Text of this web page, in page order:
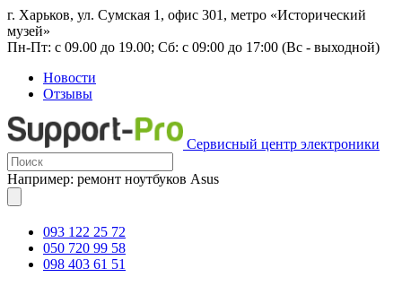
г. Харьков, ул. Сумская 1, офис 301, метро «Исторический
музей»
Пн-Пт: с 09.00 до 19.00; Сб: с 09:00 до 17:00 (Вс - выходной)
Новости
Отзывы
Сервисный центр электроники
Например: ремонт ноутбуков Asus
093 122 25 72
050 720 99 58
098 403 61 51